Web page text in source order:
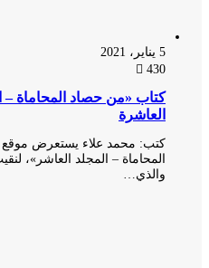
كتاب «من حصاد المحاماة –
العاشرة
كتب: محمد علاء يستعرض موقع
المحاماة – المجلد العاشر»، لنقيب
والذي…